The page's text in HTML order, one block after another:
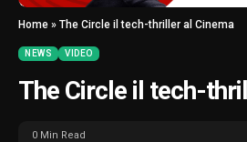
Home » The Circle il tech-thriller al Cinema
NEWS VIDEO
The Circle il tech-
0 Min Read